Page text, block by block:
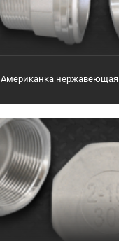
Американка нержавеющая